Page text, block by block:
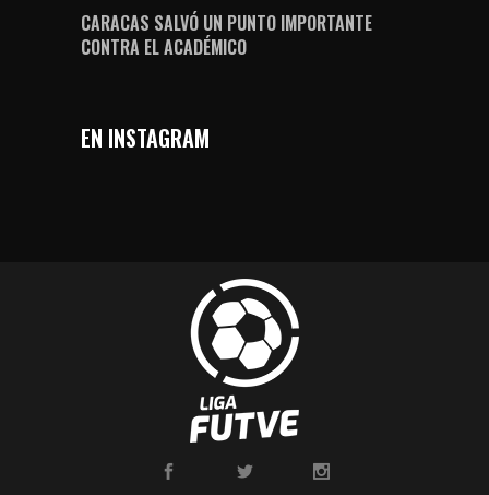
CARACAS SALVÓ UN PUNTO IMPORTANTE
CONTRA EL ACADÉMICO
EN INSTAGRAM